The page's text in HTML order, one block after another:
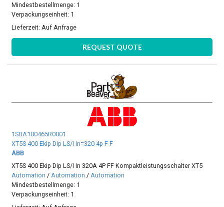
Mindestbestellmenge: 1
Verpackungseinheit: 1
Lieferzeit: Auf Anfrage
REQUEST QUOTE
1SDA100465R0001
XT5S 400 Ekip Dip LS/I In=320 4p F F
ABB
XT5S 400 Ekip Dip LS/I In 320A 4P FF Kompaktleistungsschalter XT5
Automation /Automation /Automation
Mindestbestellmenge: 1
Verpackungseinheit: 1